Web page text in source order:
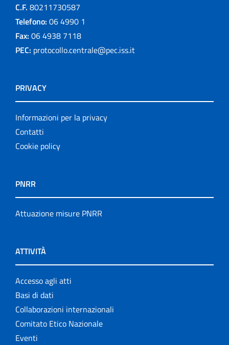
C.F. 80211730587
Telefono: 06 4990 1
Fax: 06 4938 7118
PEC: protocollo.centrale@pec.iss.it
PRIVACY
Informazioni per la privacy
Contatti
Cookie policy
PNRR
Attuazione misure PNRR
ATTIVITÀ
Accesso agli atti
Basi di dati
Collaborazioni internazionali
Comitato Etico Nazionale
Eventi